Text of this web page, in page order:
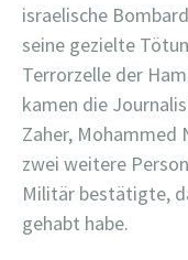
israelische
seine gezielte
Terrorzelle der
kamen die
Zaher, Mohammed
zwei weitere
Militär bestätigte,
gehabt habe.